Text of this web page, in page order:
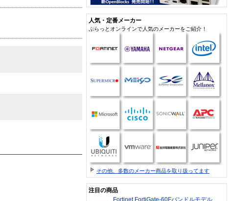
人気・定番メーカー
ぷらっとオンラインで人気のメーカーをご紹介！
その他、多数のメーカー商品を取り扱ってます
注目の商品
Fortinet FortiGate-60Fバンドルモデル